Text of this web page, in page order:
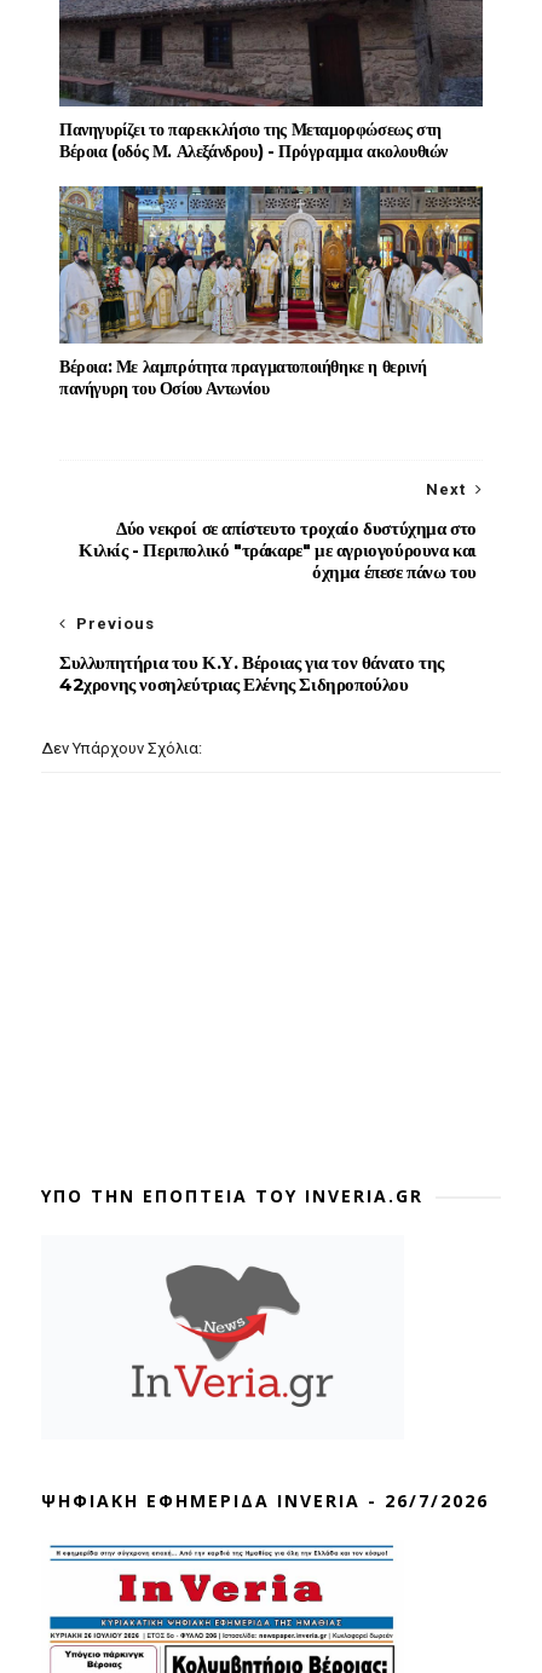
Πανηγυρίζει το παρεκκλήσιο της Μεταμορφώσεως στη
Βέροια (οδός Μ. Αλεξάνδρου) - Πρόγραμμα ακολουθιών
Βέροια: Με λαμπρότητα πραγματοποιήθηκε η θερινή
πανήγυρη του Οσίου Αντωνίου
Next
Δύο νεκροί σε απίστευτο τροχαίο δυστύχημα στο
Κιλκίς - Περιπολικό "τράκαρε" με αγριογούρουνα και
όχημα έπεσε πάνω του
Previous
Συλλυπητήρια του Κ.Υ. Βέροιας για τον θάνατο της
42χρονης νοσηλεύτριας Ελένης Σιδηροπούλου
Δεν Υπάρχουν Σχόλια:
ΥΠΟ ΤΗΝ ΕΠΟΠΤΕΙΑ ΤΟΥ INVERIA.GR
ΨΗΦΙΑΚΗ ΕΦΗΜΕΡΙΔΑ INVERIA - 26/7/2026